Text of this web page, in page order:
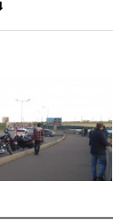
#LiquiMoly
встречу на
точки
или